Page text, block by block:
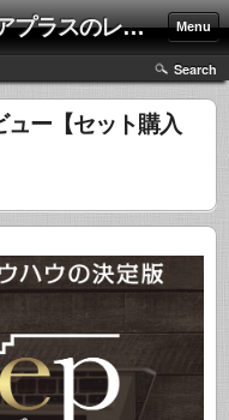
ビューサイト！ Menu
Search
ー【セット購入